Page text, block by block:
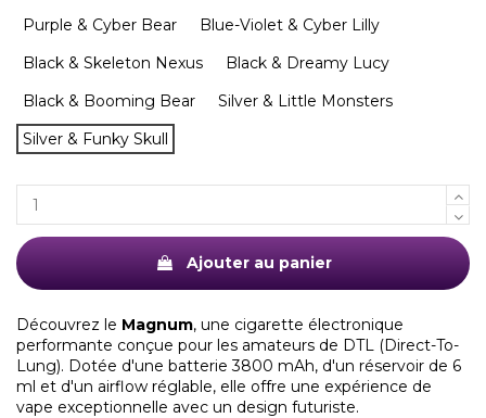
Purple & Cyber Bear
Blue-Violet & Cyber Lilly
Black & Skeleton Nexus
Black & Dreamy Lucy
Black & Booming Bear
Silver & Little Monsters
Silver & Funky Skull
Ajouter au panier
Découvrez le Magnum, une cigarette électronique
performante conçue pour les amateurs de DTL (Direct-To-
Lung). Dotée d'une batterie 3800 mAh, d'un réservoir de 6
ml et d'un airflow réglable, elle offre une expérience de
vape exceptionnelle avec un design futuriste.